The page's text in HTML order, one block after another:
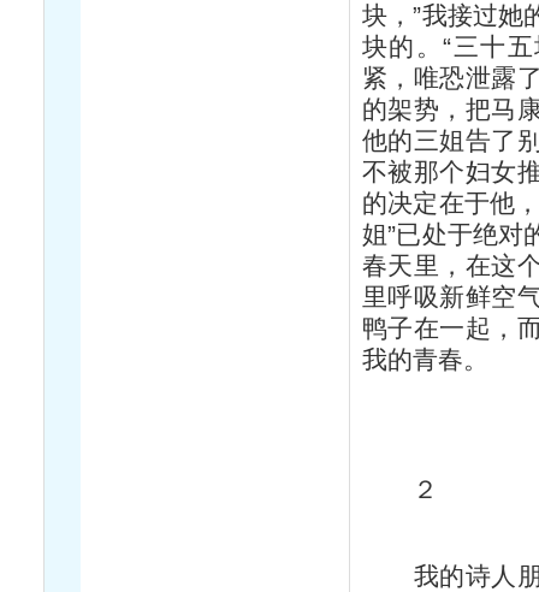
块，”我接过她
块的。“三十
紧，唯恐泄露
的架势，把马
他的三姐告了
不被那个妇女
的决定在于他
姐”已处于绝对
春天里，在这
里呼吸新鲜空
鸭子在一起，
我的青春。
２
我的诗人朋